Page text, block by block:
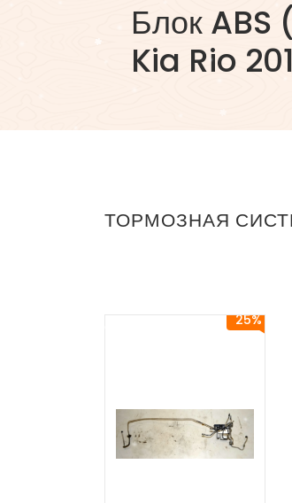
Блок ABS
Kia Rio
ТОРМОЗНАЯ
25%